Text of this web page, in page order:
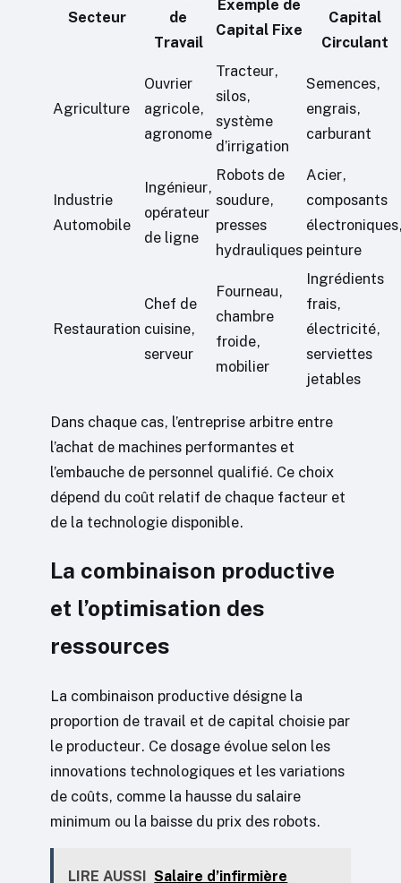
Secteur
de
Travail
Exemple de
Capital Fixe
Capital
Circulant
Agriculture
Ouvrier
agricole,
agronome
Tracteur,
silos,
système
d’irrigation
Semences,
engrais,
carburant
Industrie
Automobile
Ingénieur,
opérateur
de ligne
Robots de
soudure,
presses
hydrauliques
Acier,
composants
peinture
Restauration
Chef de
cuisine,
serveur
Fourneau,
chambre
froide,
mobilier
Ingrédients
frais,
électricité,
serviettes
jetables
Dans chaque cas, l’entreprise arbitre entre
l’achat de machines performantes et
l’embauche de personnel qualifié. Ce choix
dépend du coût relatif de chaque facteur et
de la technologie disponible.
La combinaison productive
et l’optimisation des
ressources
La combinaison productive désigne la
proportion de travail et de capital choisie par
le producteur. Ce dosage évolue selon les
innovations technologiques et les variations
de coûts, comme la hausse du salaire
minimum ou la baisse du prix des robots.
LIRE AUSSI Salaire d’infirmière